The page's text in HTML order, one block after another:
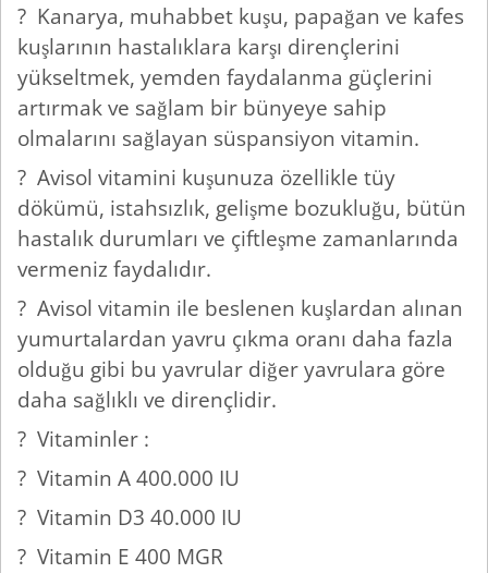
? Kanarya, muhabbet kuşu, papağan ve kafes
kuşlarının hastalıklara karşı dirençlerini
yükseltmek, yemden faydalanma güçlerini
artırmak ve sağlam bir bünyeye sahip
olmalarını sağlayan süspansiyon vitamin.
? Avisol vitamini kuşunuza özellikle tüy
dökümü, istahsızlık, gelişme bozukluğu, bütün
hastalık durumları ve çiftleşme zamanlarında
vermeniz faydalıdır.
? Avisol vitamin ile beslenen kuşlardan alınan
yumurtalardan yavru çıkma oranı daha fazla
olduğu gibi bu yavrular diğer yavrulara göre
daha sağlıklı ve dirençlidir.
? Vitaminler :
? Vitamin A 400.000 IU
? Vitamin D3 40.000 IU
? Vitamin E 400 MGR